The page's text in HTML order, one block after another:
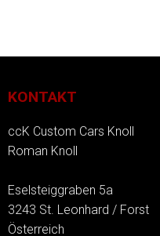
KONTAKT
ccK Custom Cars Knoll
Roman Knoll
Eselsteiggraben 5a
3243 St. Leonhard / Forst
Österreich